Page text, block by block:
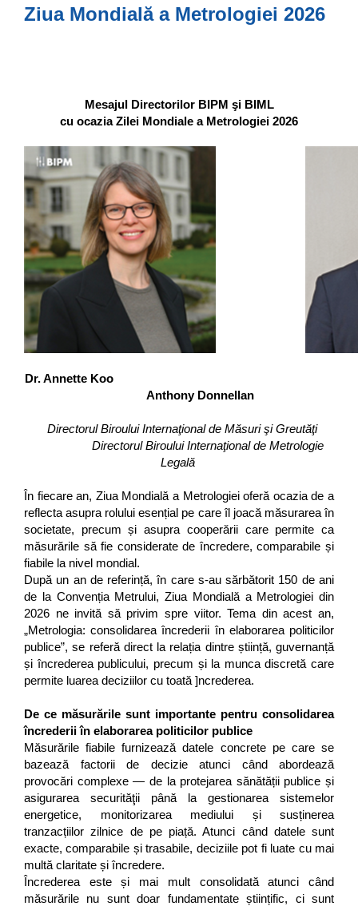
Ziua Mondială a Metrologiei 2026
Mesajul Directorilor BIPM şi BIML
cu ocazia Zilei Mondiale a Metrologiei 2026
Dr. Annette Koo
Anthony Donnellan
Directorul Biroului Internaţional de Măsuri şi Greutăţi
Directorul Biroului Internaţional de Metrologie
Legală
În fiecare an, Ziua Mondială a Metrologiei oferă ocazia de a
reflecta asupra rolului esențial pe care îl joacă măsurarea în
societate, precum și asupra cooperării care permite ca
măsurările să fie considerate de încredere, comparabile și
fiabile la nivel mondial.
După un an de referință, în care s-au sărbătorit 150 de ani
de la Convenția Metrului, Ziua Mondială a Metrologiei din
2026 ne invită să privim spre viitor. Tema din acest an,
„Metrologia: consolidarea încrederii în elaborarea politicilor
publice”, se referă direct la relația dintre știință, guvernanță
și încrederea publicului, precum și la munca discretă care
permite luarea deciziilor cu toată ]ncrederea.
De ce măsurările sunt importante pentru consolidarea
încrederii în elaborarea politicilor publice
Măsurările fiabile furnizează datele concrete pe care se
bazează factorii de decizie atunci când abordează
provocări complexe — de la protejarea sănătății publice și
asigurarea securităţii până la gestionarea sistemelor
energetice, monitorizarea mediului și susținerea
tranzacțiilor zilnice de pe piață. Atunci când datele sunt
exacte, comparabile și trasabile, deciziile pot fi luate cu mai
multă claritate și încredere.
Încrederea este și mai mult consolidată atunci când
măsurările nu sunt doar fundamentate științific, ci sunt